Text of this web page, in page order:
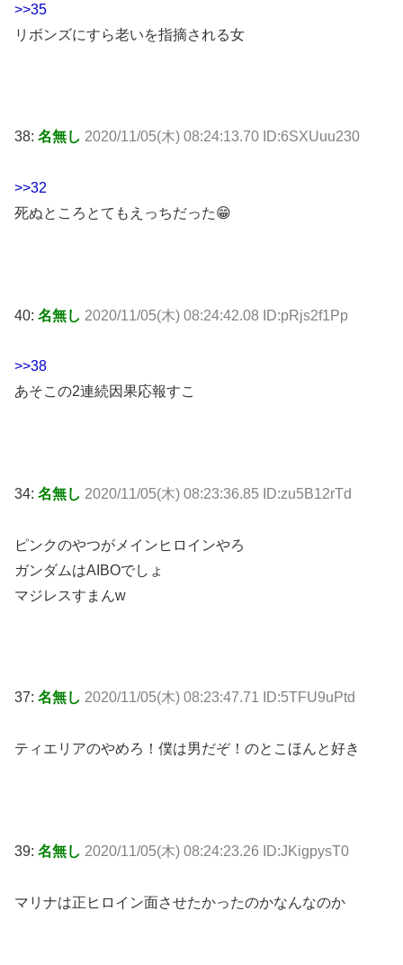
>>35
リボンズにすら老いを指摘される女
38: 名無し 2020/11/05(木) 08:24:13.70 ID:6SXUuu230
>>32
死ぬところとてもえっちだった😁
40: 名無し 2020/11/05(木) 08:24:42.08 ID:pRjs2f1Pp
>>38
あそこの2連続因果応報すこ
34: 名無し 2020/11/05(木) 08:23:36.85 ID:zu5B12rTd
ピンクのやつがメインヒロインやろ
ガンダムはAIBOでしょ
マジレスすまんw
37: 名無し 2020/11/05(木) 08:23:47.71 ID:5TFU9uPtd
ティエリアのやめろ！僕は男だぞ！のとこほんと好き
39: 名無し 2020/11/05(木) 08:24:23.26 ID:JKigpysT0
マリナは正ヒロイン面させたかったのかなんなのか